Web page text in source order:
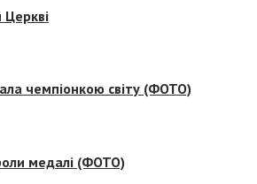
Церкві
чемпіонкою світу (ФОТО)
медалі (ФОТО)